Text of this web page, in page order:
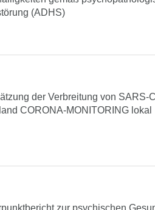
(ADHS)
der Verbreitung von SARS-
CORONA-MONITORING lokal
zur psychischen